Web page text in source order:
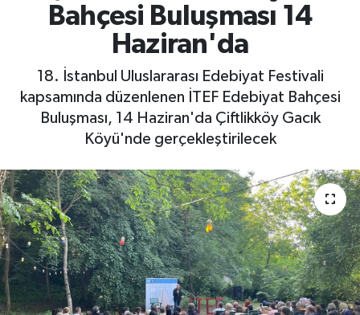
Bahçesi Buluşması 14
Haziran'da
18. İstanbul Uluslararası Edebiyat Festivali
kapsamında düzenlenen İTEF Edebiyat Bahçesi
Buluşması, 14 Haziran'da Çiftlikköy Gacık
Köyü'nde gerçekleştirilecek
Yaşam